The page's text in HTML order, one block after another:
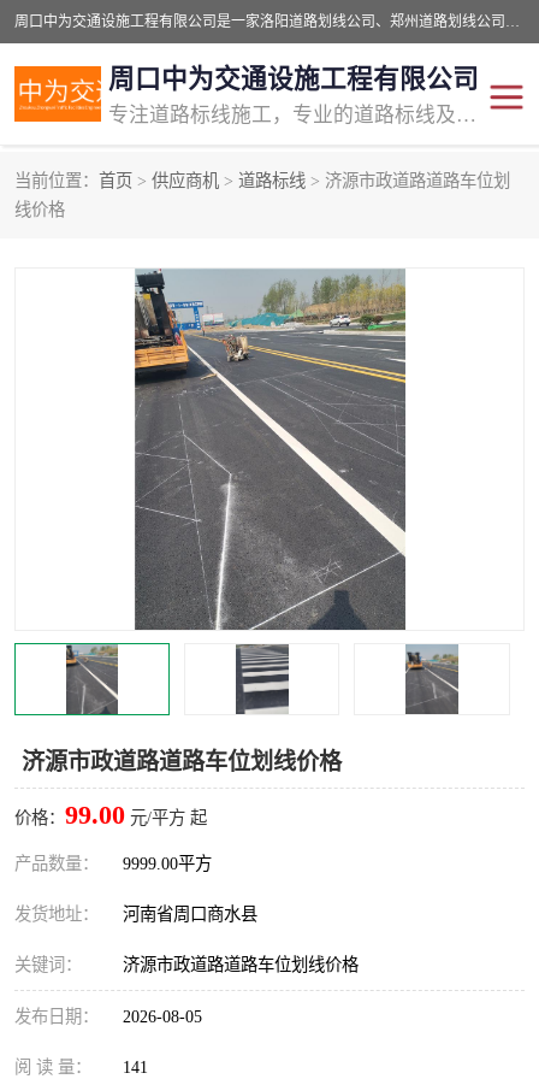
周口中为交通设施工程有限公司是一家洛阳道路划线公司、郑州道路划线公司、平顶山道路车位划线公司、开封车位划线公司、许昌道路车位划线公司、漯河道路车位划线公司，公司始终坚持“诚信、匠心、专注”的宗旨；我们的经营理念是：的服务。
周口中为交通设施工程有限公司
专注道路标线施工，专业的道路标线及交通设施施工服务商!
当前位置： 首页 > 供应商机 > 道路标线 > 济源市政道路道路车位划
线价格
济源市政道路道路车位划线价格
价格： 99.00 元/平方 起
产品数量： 9999.00平方
发货地址： 河南省周口商水县
关键词： 济源市政道路道路车位划线价格
发布日期： 2026-08-05
阅 读 量： 141
交通道路标线
道路标线划线 马路标线
道路划线